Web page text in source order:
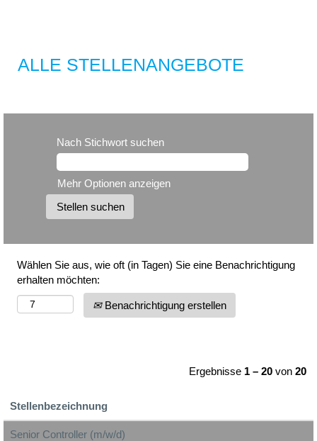
ALLE STELLENANGEBOTE
Nach Stichwort suchen
Mehr Optionen anzeigen
Wählen Sie aus, wie oft (in Tagen) Sie eine Benachrichtigung
erhalten möchten:
Benachrichtigung erstellen
Ergebnisse 1 – 20 von 20
Stellenbezeichnung
Senior Controller (m/w/d)